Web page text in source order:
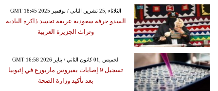
GMT 18:45 2025 الثلاثاء ,25 تشرين الثاني / نوفمبر
السدو حرفة سعودية عريقة تجسد ذاكرة البادية
وتراث الجزيرة العربية
GMT 16:58 2026 الخميس ,01 كانون الثاني / يناير
تسجيل 9 إصابات بفيروس ماربورغ في إثيوبيا
بعد تأكيد وزارة الصحة